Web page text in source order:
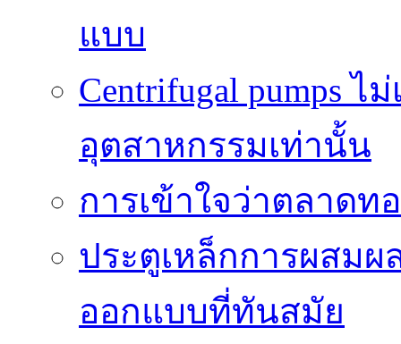
แบบ
Centrifugal pumps
อุตสาหกรรมเท่านั้น
การเข้าใจว่าตลาดท
ประตูเหล็กการผสม
ออกแบบที่ทันสมัย